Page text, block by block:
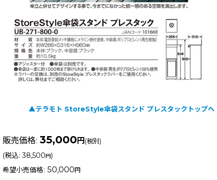
▲テラモト StoreStyle傘袋スタンド プレスタックトップへ
販売価格: 35,000円(税別)
(税込: 38,500円)
希望小売価格: 50,000 円